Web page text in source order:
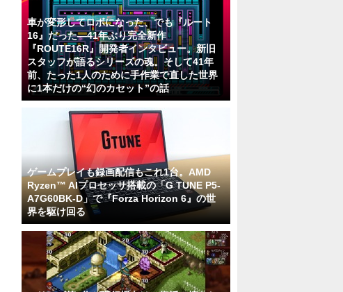
車が変形してロボになった、でも『ルート
16』だった―41年ぶり完全新作
『ROUTE16R』開発者インタビュー。新旧
スタッフが語るシリーズの魂。そして41年
前、たった1人のために手作業で直した世界
に1本だけの“幻のカセット”の話
ゲームプレイも録画配信もこれ1台。AMD
Ryzen™ AIプロセッサ搭載の「G TUNE P5-
A7G60BK-D」で『Forza Horizon 6』の世
界を駆け回る